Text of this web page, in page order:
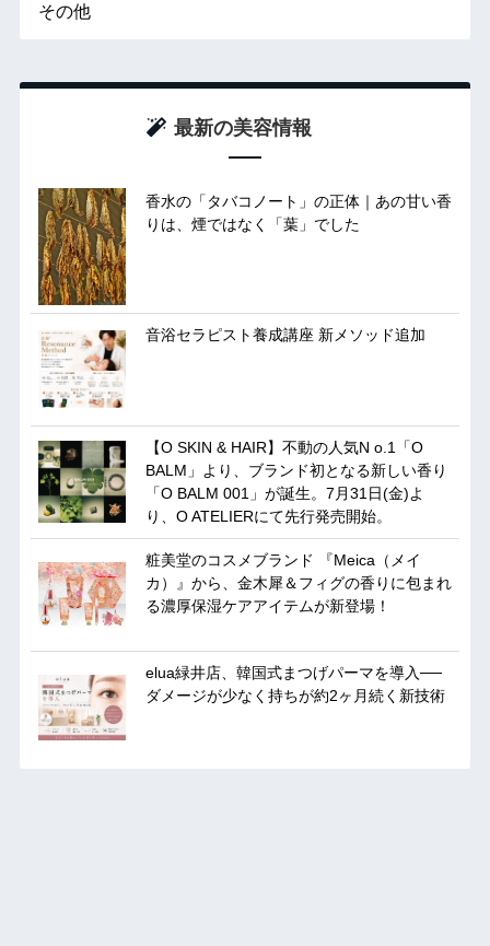
その他
最新の美容情報
香水の「タバコノート」の正体｜あの甘い香
りは、煙ではなく「葉」でした
音浴セラピスト養成講座 新メソッド追加
【O SKIN & HAIR】不動の人気N o.1「O
BALM」より、ブランド初となる新しい香り
「O BALM 001」が誕生。7月31日(金)よ
り、O ATELIERにて先行発売開始。
粧美堂のコスメブランド 『Meica（メイ
カ）』から、金木犀＆フィグの香りに包まれ
る濃厚保湿ケアアイテムが新登場！
elua緑井店、韓国式まつげパーマを導入──
ダメージが少なく持ちが約2ヶ月続く新技術